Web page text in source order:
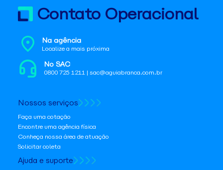
Contato Operacional
Na agência
Localize a mais próxima
No SAC
0800 725 1211 | sac@aguiabranca.com.br
Nossos serviços
Faça uma cotação
Encontre uma agência física
Conheça nossa área de atuação
Solicitar coleta
Ajuda e suporte